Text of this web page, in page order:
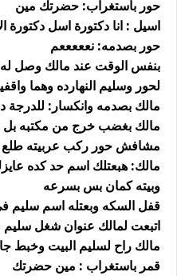
حور باستغراب: حضرتك مين
اسيل : انا دكتورة اسل دكتورة
حور بصدمه: نعععععم
بنفس الوقت عند مالك وصل
لحور وسليم النهارده وهما
مالك بصدمه وانكسار: للدرجة
مالك بغضب خرج من مكتبه
مشافش حور ركب عربيته طلع
مالك: هبعتلك اسم حد كده
وبيته كمان بس بسرعه
اتبعت لمالك عنوان شغل سليم
مالك راح لسليم البيت وخبط
قمر باستغراب : مين حضرتك